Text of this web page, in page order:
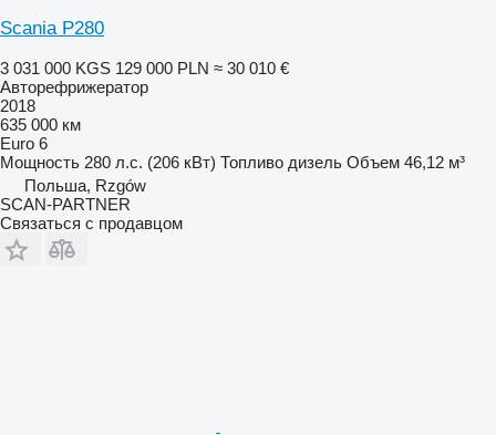
Scania P280
3 031 000 KGS 129 000 PLN ≈ 30 010 €
Авторефрижератор
2018
635 000 км
Euro 6
Мощность 280 л.с. (206 кВт) Топливо дизель Объем 46,12 м³
Польша, Rzgów
SCAN-PARTNER
Связаться с продавцом